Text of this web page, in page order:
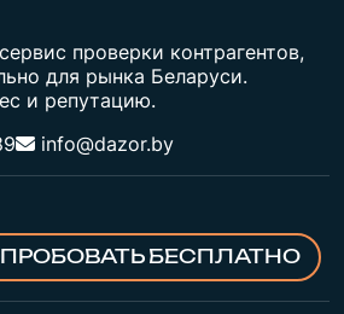
проверки контрагентов,
для рынка Беларуси.
и репутацию.
info@dazor.by
БЕСПЛАТНО